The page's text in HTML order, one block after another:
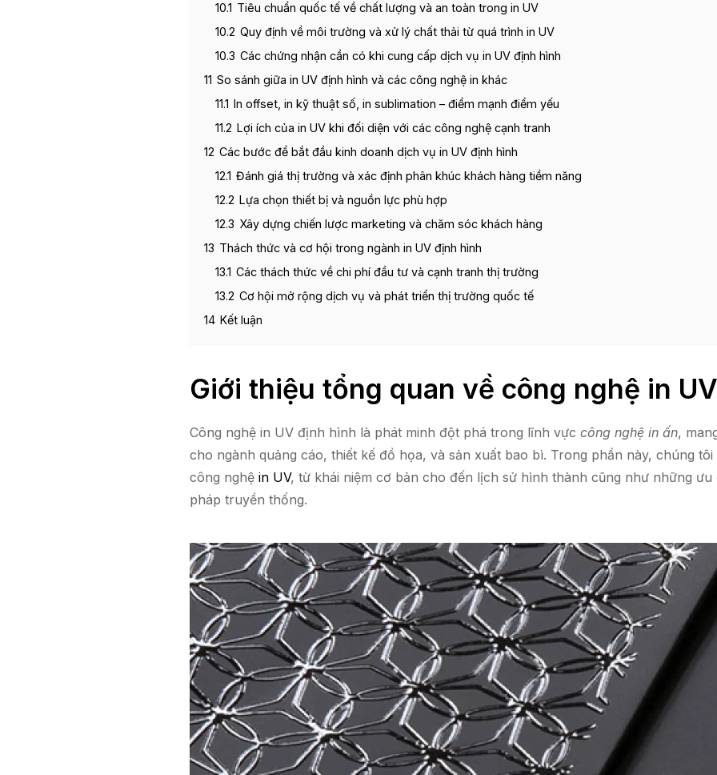
10.1 Tiêu chuẩn quốc tế về chất lượng và an toàn trong in UV
10.2 Quy định về môi trường và xử lý chất thải từ quá trình in UV
10.3 Các chứng nhận cần có khi cung cấp dịch vụ in UV định hình
11 So sánh giữa in UV định hình và các công nghệ in khác
11.1 In offset, in kỹ thuật số, in sublimation – điểm mạnh điểm yếu
11.2 Lợi ích của in UV khi đối diện với các công nghệ cạnh tranh
12 Các bước để bắt đầu kinh doanh dịch vụ in UV định hình
12.1 Đánh giá thị trường và xác định phân khúc khách hàng tiềm năng
12.2 Lựa chọn thiết bị và nguồn lực phù hợp
12.3 Xây dựng chiến lược marketing và chăm sóc khách hàng
13 Thách thức và cơ hội trong ngành in UV định hình
13.1 Các thách thức về chi phí đầu tư và cạnh tranh thị trường
13.2 Cơ hội mở rộng dịch vụ và phát triển thị trường quốc tế
14 Kết luận
Giới thiệu tổng quan về công nghệ in
Công nghệ in UV định hình là phát minh đột phá trong lĩnh vực công nghệ in ấn,
cho ngành quảng cáo, thiết kế đồ họa, và sản xuất bao bì. Trong phần này, chúng tôi
công nghệ in UV, từ khái niệm cơ bản cho đến lịch sử hình thành cũng như những ưu
pháp truyền thống.